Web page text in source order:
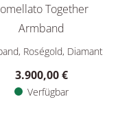
mit Anhänger, Ref:
Together
Armband
Pomellato
Roségold, Diamant
3.900,00 €
Verfügbar